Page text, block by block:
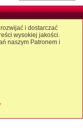
i dostarczać
wysokiej jakości.
naszym Patronem i